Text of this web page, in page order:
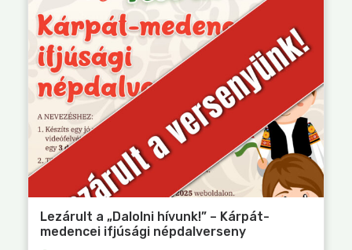
Lezárult a „Dalolni hívunk!” – Kárpát-
medencei ifjúsági népdalverseny